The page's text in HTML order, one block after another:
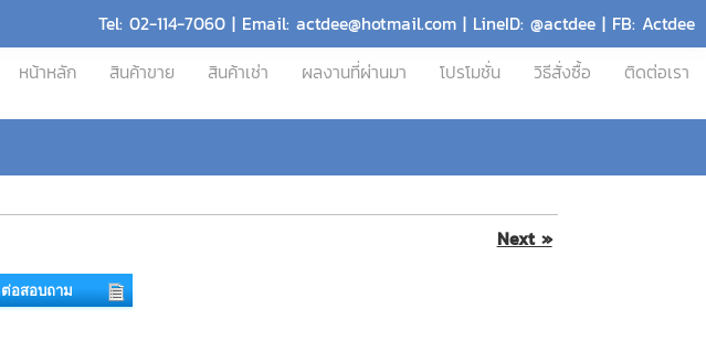
Tel: 02-114-7060 | Email: actdee@hotmail.com | LineID: @actdee | FB: Actdee
หน้าหลัก
สินค้าขาย สินค้าเช่า ผลงานที่ผ่านมา โปรโมชั่น วิธีสั่งซื้อ ติดต่อเรา
Next »